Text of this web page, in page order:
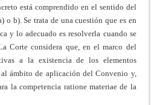
está comprendido en el sentido del
o b). Se trata de una cuestión que es en
y lo adecuado es resolverla cuando se
Corte considera que, en el marco del
a la existencia de los elementos
ámbito de aplicación del Convenio y,
la competencia ratione materiae de la